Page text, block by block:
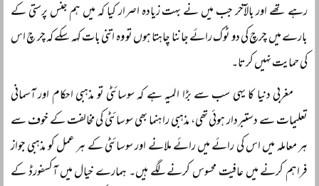
رہے تھے اور بالآخر جب میں نے بہت زیادہ اصرار کیا کہ میں ہم جنس پرستی کے
بارے میں چرچ کی دو ٹوک رائے جاننا چاہتا ہوں تو وہ اتنی بات کہہ سکے کہ چر چ اس
کی حمایت نہیں کرتا۔
مغربی دنیا کا یہی سب سے بڑا المیہ ہے کہ سوسائٹی تو مذہبی احکام اور آسمانی
تعلیمات سے دستبردار ہوئی تھی، مذہبی راہنما بھی سوسائٹی کی مخالفت کے خوف سے
ہر معاملہ میں اس کی رائے میں رائے ملانے اور سوسائٹی کے ہر عمل کو مذہبی جواز
فراہم کرنے میں عافیت محسوس کرنے لگے ہیں۔ ہمارے خیال میں آکسفورڈ کے